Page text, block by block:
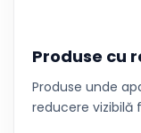
Produse cu
Produse unde
reducere vizibilă